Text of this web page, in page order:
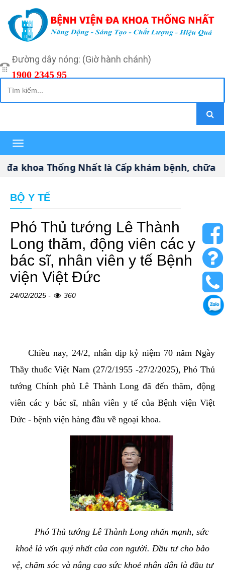
Đường dây nóng: (Giờ hành chánh)
1900 2345 95
Toggle
navigation
Thống Nhất là Cấp khám bệnh, chữa bệnh
BỘ Y TẾ
Phó Thủ tướng Lê Thành
Long thăm, động viên các y
bác sĩ, nhân viên y tế Bệnh
viện Việt Đức
24/02/2025 - 360
Chiều nay, 24/2, nhân dịp kỷ niệm 70 năm Ngày
Thầy thuốc Việt Nam (27/2/1955 -27/2/2025), Phó Thủ
tướng Chính phủ Lê Thành Long đã đến thăm, động
viên các y bác sĩ, nhân viên y tế của Bệnh viện Việt
Đức - bệnh viện hàng đầu về ngoại khoa.
Phó Thủ tướng Lê Thành Long nhấn mạnh, sức
khoẻ là vốn quý nhất của con người. Đầu tư cho bảo
vệ, chăm sóc và nâng cao sức khoẻ nhân dân là đầu tư